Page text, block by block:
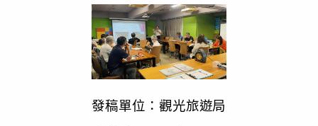
發稿單位：觀光旅遊局